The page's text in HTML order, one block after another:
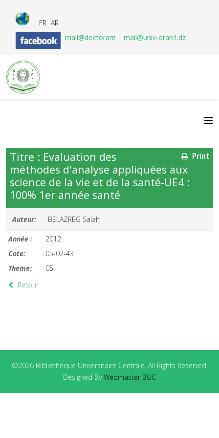
FR AR
mail@doctorant
mail@univ-oran1.dz
Print
Titre : Evaluation des
méthodes d'analyse appliquées aux
science de la vie et de la santé-UE4 :
100% 1er année santé
Auteur: BELAZREG Salah
Année :
2012
Cote:
05-02-43
Theme:
05
Retour
©2026 Bibliothèque Universitaire Centrale. All Rights Reserved.
Designed ByWebmaster BUC